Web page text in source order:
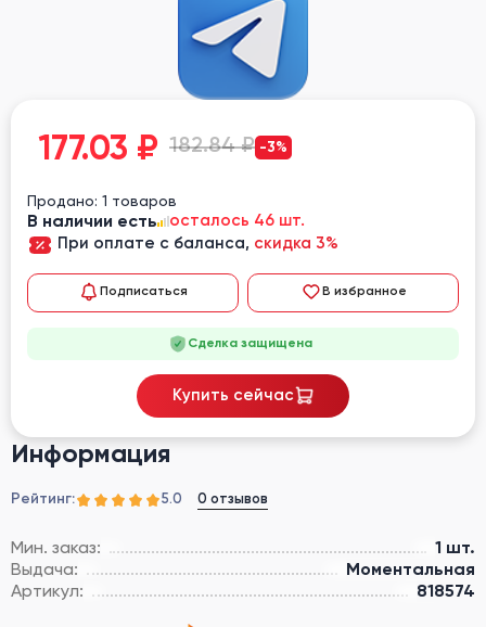
Информация
Рейтинг: 5.0 0 отзывов
Мин. заказ:
1 шт.
Выдача:
Моментальная
Артикул:
818574
177.03 ₽ 182.84 ₽ -3%
Продано: 1 товаров
В наличии есть
осталось 46 шт.
При оплате с баланса, скидка 3%
Подписаться В избранное
Сделка защищена
Купить сейчас